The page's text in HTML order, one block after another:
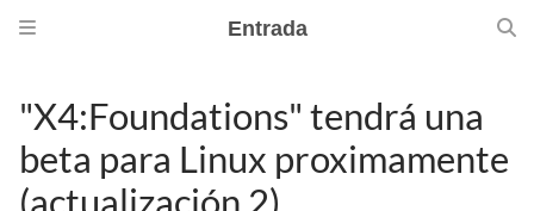
Entrada
"X4:Foundations" tendrá una
beta para Linux proximamente
(actualización 2)